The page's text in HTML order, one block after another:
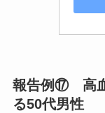
報告例⑰ 高血
る50代男性